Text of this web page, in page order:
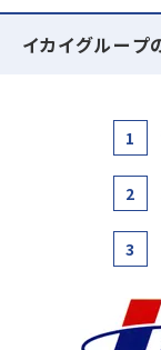
イカイグループ
1
2
3